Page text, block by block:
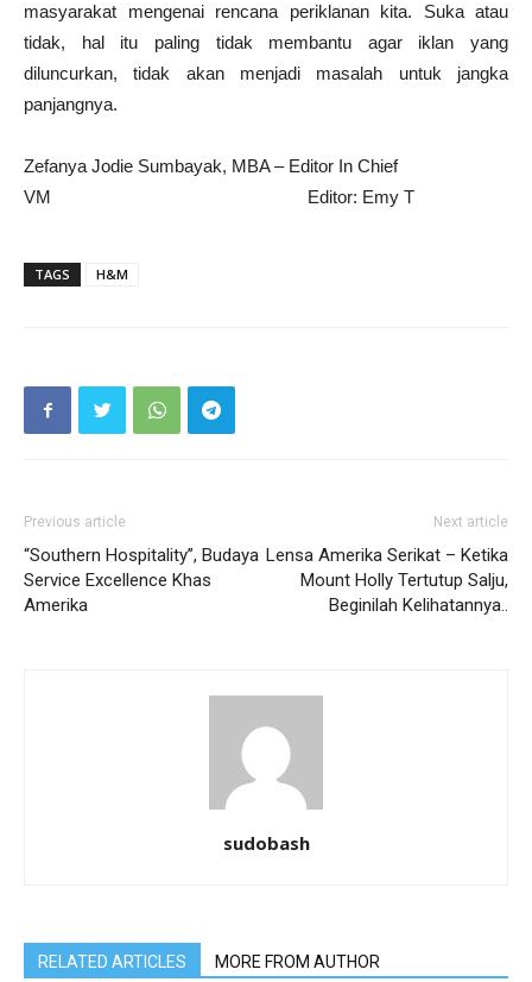
masyarakat mengenai rencana periklanan kita. Suka atau
tidak, hal itu paling tidak membantu agar iklan yang
diluncurkan, tidak akan menjadi masalah untuk jangka
panjangnya.
Zefanya Jodie Sumbayak, MBA – Editor In Chief
VM Editor: Emy T
TAGS H&M
Previous article
“Southern Hospitality”, Budaya
Service Excellence Khas
Amerika
Next article
Lensa Amerika Serikat – Ketika
Mount Holly Tertutup Salju,
Beginilah Kelihatannya..
sudobash
RELATED ARTICLES MORE FROM AUTHOR